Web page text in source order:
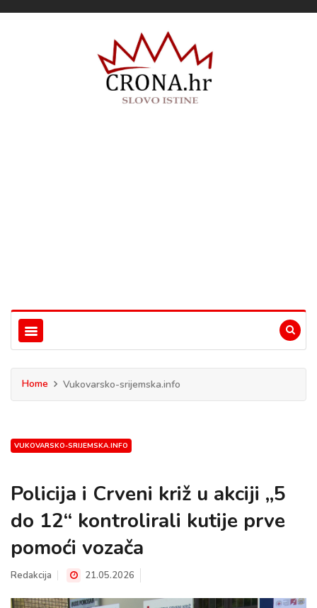
Home Vukovarsko-srijemska.info
VUKOVARSKO-SRIJEMSKA.INFO
Policija i Crveni križ u akciji „5
do 12“ kontrolirali kutije prve
pomoći vozača
Redakcija 21.05.2026